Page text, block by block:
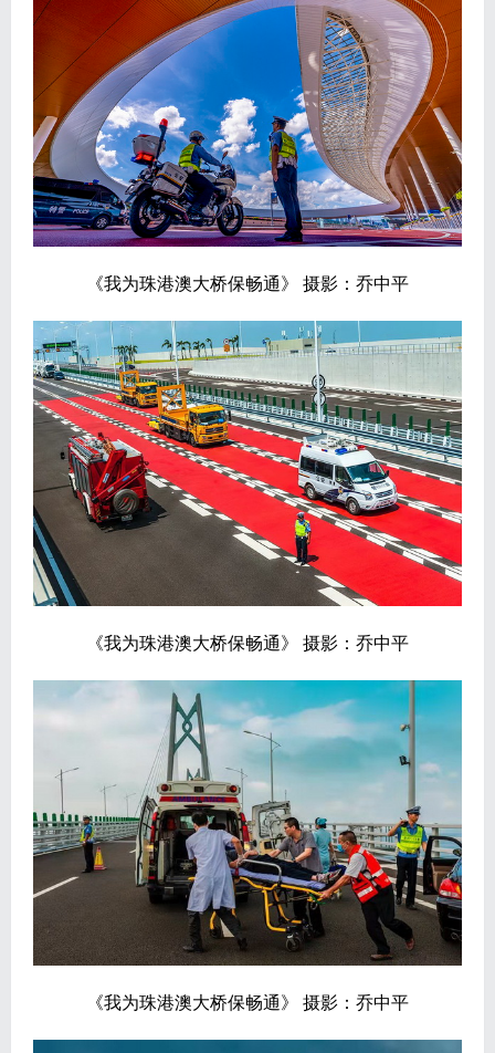
《我为珠港澳大桥保畅通》 摄影：乔中平
《我为珠港澳大桥保畅通》 摄影：乔中平
《我为珠港澳大桥保畅通》 摄影：乔中平